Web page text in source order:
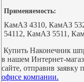
Применяемость:
КамАЗ 4310, КамАЗ
54112, КамАЗ 5511,
Купить Наконечник
в нашем Интернет-
сайте, отправив
офисе компании.